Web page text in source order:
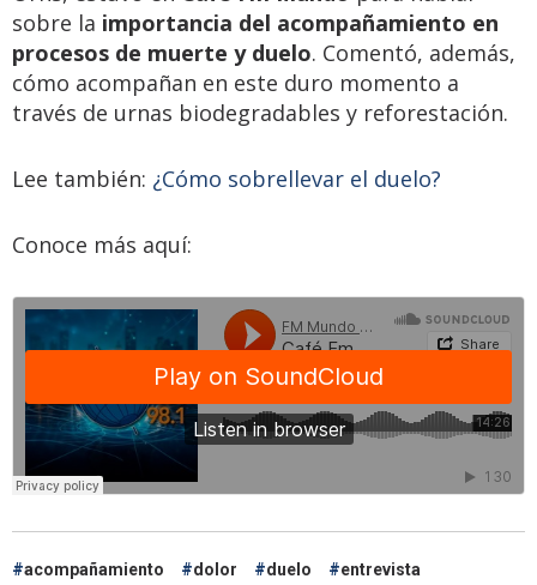
sobre la importancia del acompañamiento en
procesos de muerte y duelo. Comentó, además,
cómo acompañan en este duro momento a
través de urnas biodegradables y reforestación.
Lee también: ¿Cómo sobrellevar el duelo?
Conoce más aquí:
acompañamiento dolor duelo
entrevista